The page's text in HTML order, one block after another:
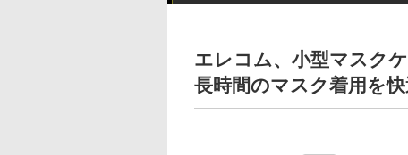
エレコム、小型マスク
長時間のマスク着用を